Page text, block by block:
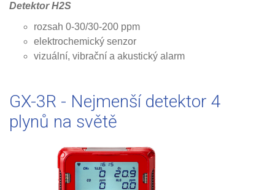
Detektor H2S
rozsah 0-30/30-200 ppm
elektrochemický senzor
vizuální, vibrační a akustický alarm
GX-3R - Nejmenší detektor 4
plynů na světě